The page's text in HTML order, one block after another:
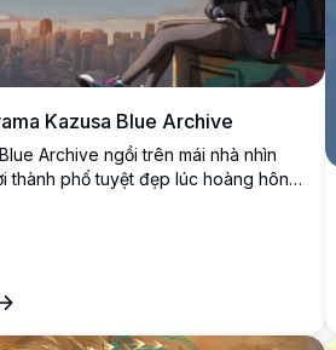
Kazusa Blue Archive
Archive ngồi trên mái nhà nhìn
thành phố tuyệt đẹp lúc hoàng hôn.